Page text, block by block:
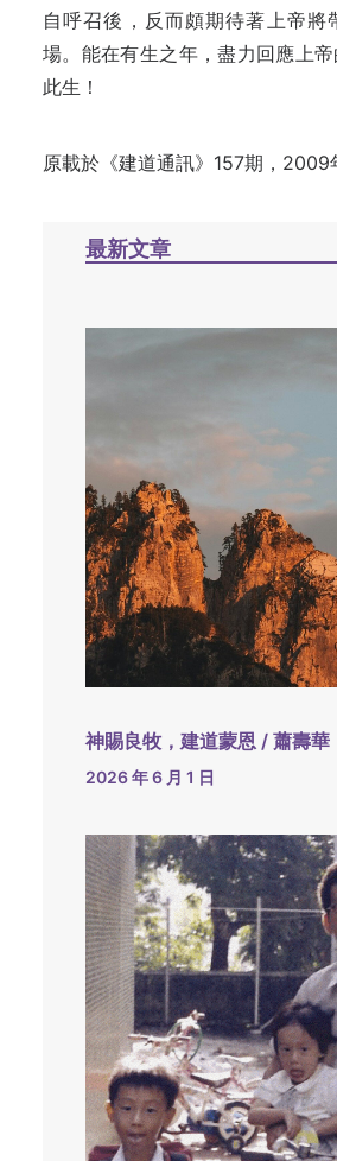
自呼召後，反而頗期待著上帝將
場。能在有生之年，盡力回應上
此生！
原載於《建道通訊》157期，2009
最新文章
神賜良牧，建道蒙恩 / 蕭壽華
2026 年 6 月 1 日